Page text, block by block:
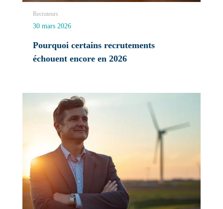
Recruteurs
30 mars 2026
Pourquoi certains recrutements
échouent encore en 2026